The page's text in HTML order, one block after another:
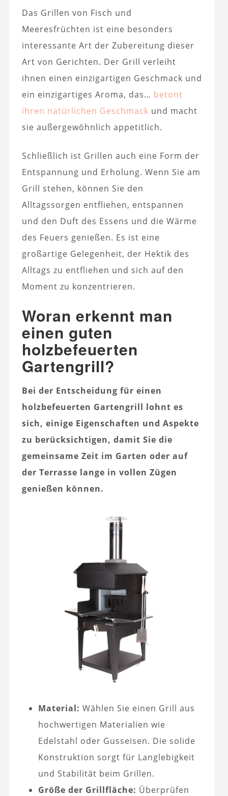
Das Grillen von Fisch und
Meeresfrüchten ist eine besonders
interessante Art der Zubereitung dieser
Art von Gerichten. Der Grill verleiht
ihnen einen einzigartigen Geschmack und
ein einzigartiges Aroma, das… betont
ihren natürlichen Geschmack und macht
sie außergewöhnlich appetitlich.
Schließlich ist Grillen auch eine Form der
Entspannung und Erholung. Wenn Sie am
Grill stehen, können Sie den
Alltagssorgen entfliehen, entspannen
und den Duft des Essens und die Wärme
des Feuers genießen. Es ist eine
großartige Gelegenheit, der Hektik des
Alltags zu entfliehen und sich auf den
Moment zu konzentrieren.
Woran erkennt man
einen guten
holzbefeuerten
Gartengrill?
Bei der Entscheidung für einen
holzbefeuerten Gartengrill lohnt es
sich, einige Eigenschaften und Aspekte
zu berücksichtigen, damit Sie die
gemeinsame Zeit im Garten oder auf
der Terrasse lange in vollen Zügen
genießen können.
Material: Wählen Sie einen Grill aus
hochwertigen Materialien wie
Edelstahl oder Gusseisen. Die solide
Konstruktion sorgt für Langlebigkeit
und Stabilität beim Grillen.
Größe der Grillfläche: Überprüfen